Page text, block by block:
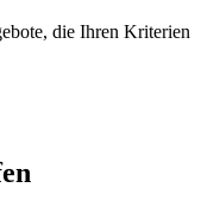
die Ihren Kriterien